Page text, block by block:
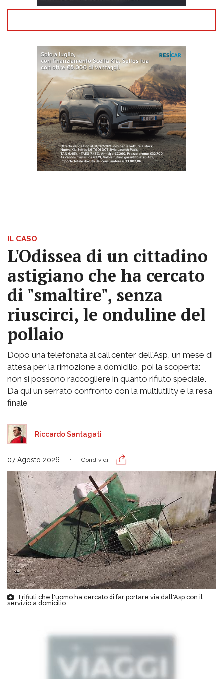
IL CASO
L'Odissea di un cittadino
astigiano che ha cercato
di "smaltire", senza
riuscirci, le onduline del
pollaio
Dopo una telefonata al call center dell'Asp, un mese di
attesa per la rimozione a domicilio, poi la scoperta:
non si possono raccogliere in quanto rifiuto speciale.
Da qui un serrato confronto con la multiutility e la resa
finale
Riccardo Santagati
07 Agosto 2026 Condividi
I rifiuti che l'uomo ha cercato di far portare via dall'Asp con il
servizio a domicilio